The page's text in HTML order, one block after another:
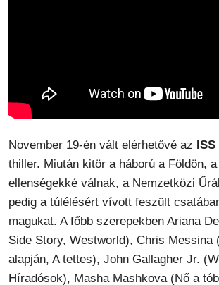
November 19-én vált elérhetővé az ISS
thiller. Miután kitör a háború a Földön,
ellenségekké válnak, a Nemzetközi
pedig a túlélésért vívott feszült
magukat. A főbb szerepekben Ariana
Side Story, Westworld), Chris Messina
alapján, A tettes), John Gallagher Jr.
Híradósok), Masha Mashkova (Nő a